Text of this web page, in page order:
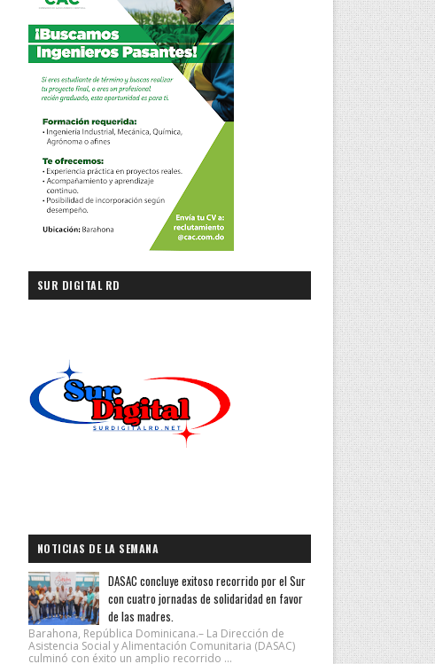
SUR DIGITAL RD
NOTICIAS DE LA SEMANA
DASAC concluye exitoso recorrido por el Sur
con cuatro jornadas de solidaridad en favor
de las madres.
Barahona, República Dominicana.– La Dirección de
Asistencia Social y Alimentación Comunitaria (DASAC)
culminó con éxito un amplio recorrido ...